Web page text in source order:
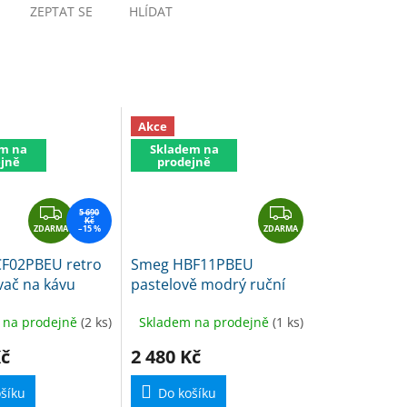
ZEPTAT SE HLÍDAT
na
Z
D
A
R
A
ZDARMA
5 690
Kč
–15 %
retro
na kávu
na prodejně(2 ks)
Akce
Skladem na
prodejně
Z
D
A
ZDARMA
Smeg HBF11PBEU
pastelově modrý ruční
Skladem na prodejně (1 ks)
2 480 Kč
Do košíku